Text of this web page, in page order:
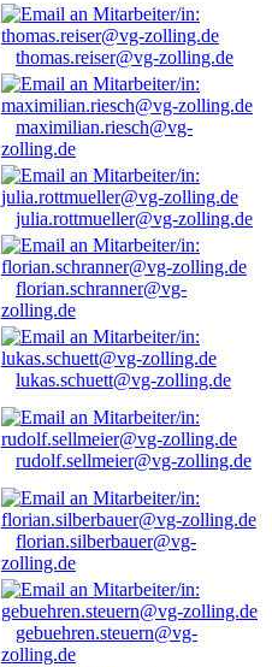
thomas.reiser@vg-zolling.de
maximilian.riesch@vg-
zolling.de
julia.rottmueller@vg-zolling.de
florian.schranner@vg-
zolling.de
lukas.schuett@vg-zolling.de
rudolf.sellmeier@vg-zolling.de
florian.silberbauer@vg-
zolling.de
gebuehren.steuern@vg-
zolling.de